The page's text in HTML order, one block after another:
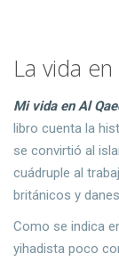
La vida
Mi vida en Al
libro cuenta la
se convirtió al
cuádruple al
británicos y
Como se indica
yihadista poco